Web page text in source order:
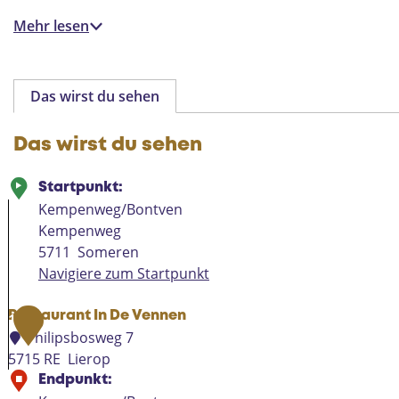
Mehr lesen
Das wirst du sehen
Das wirst du sehen
Startpunkt:
Kempenweg/Bontven
Kempenweg
5711 Someren
Navigiere zum Startpunkt
1
Restaurant In De Vennen
Philipsbosweg 7
5715 RE Lierop
R
Endpunkt: